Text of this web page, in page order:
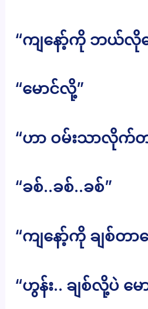
“ကျနော့်ကို ဘယ်
“မောင်လို့”
“ဟာ ဝမ်းသာလိုက်တ
“ခစ်..ခစ်..ခစ်”
“ကျနော့်ကို ချစ်တာပ
“ဟွန်း.. ချစ်လို့ပဲ မ